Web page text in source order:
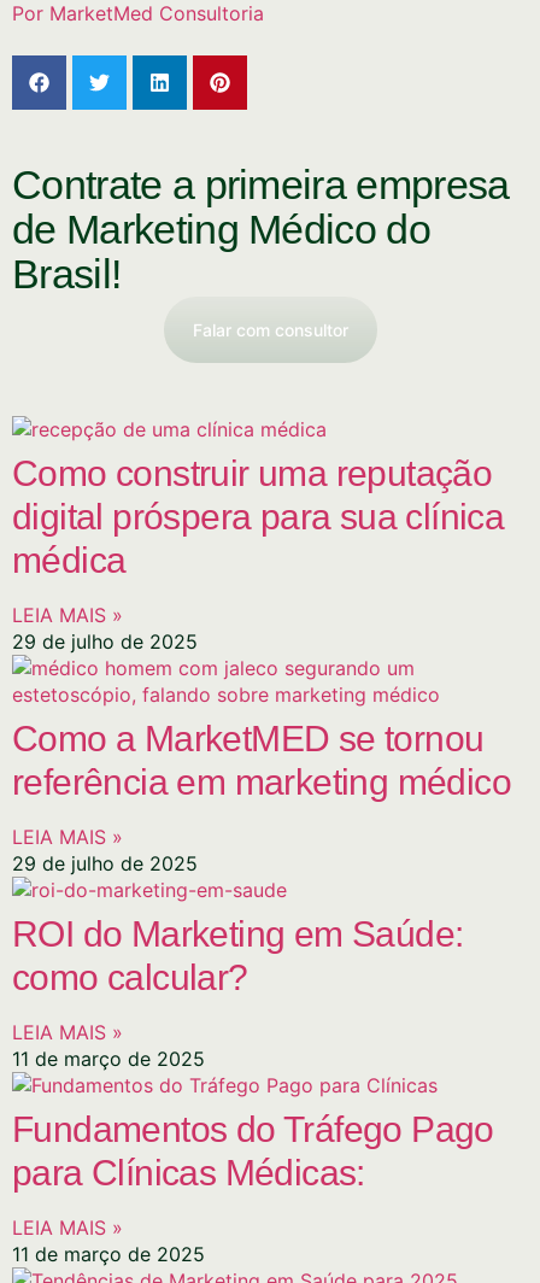
Por MarketMed Consultoria
Contrate a primeira empresa
de Marketing Médico do
Brasil!
Falar com consultor
Como construir uma reputação
digital próspera para sua clínica
médica
LEIA MAIS »
29 de julho de 2025
Como a MarketMED se tornou
referência em marketing médico
LEIA MAIS »
29 de julho de 2025
ROI do Marketing em Saúde:
como calcular?
LEIA MAIS »
11 de março de 2025
Fundamentos do Tráfego Pago
para Clínicas Médicas:
LEIA MAIS »
11 de março de 2025